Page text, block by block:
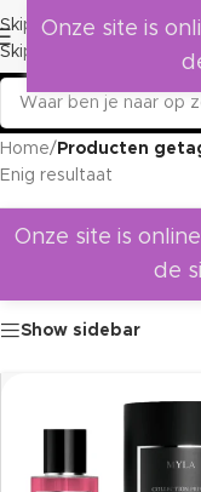
Skip to navigation
Skip to main content
Home/ Producten
Enig resultaat
Onze site is
de
Show sidebar
Onze site is